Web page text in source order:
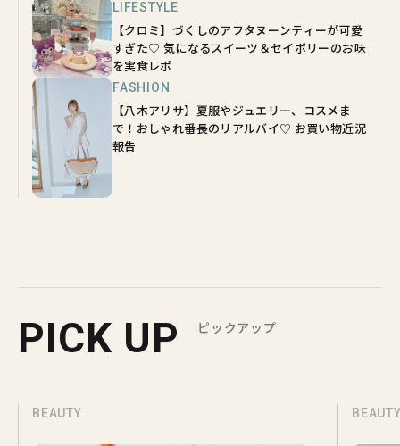
LIFESTYLE
【クロミ】づくしのアフタヌーンティーが可愛
すぎた♡ 気になるスイーツ＆セイボリーのお味
を実食レポ
FASHION
【八木アリサ】夏服やジュエリー、コスメま
で！おしゃれ番長のリアルバイ♡ お買い物近況
報告
PICK UP ピックアップ
BEAUTY BEAUTY